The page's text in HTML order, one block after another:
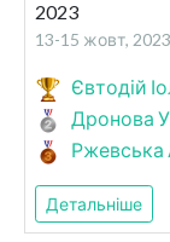
2023
13-15 жовт, 2023
Євтодій
Дронова
Ржевська
Детальніше